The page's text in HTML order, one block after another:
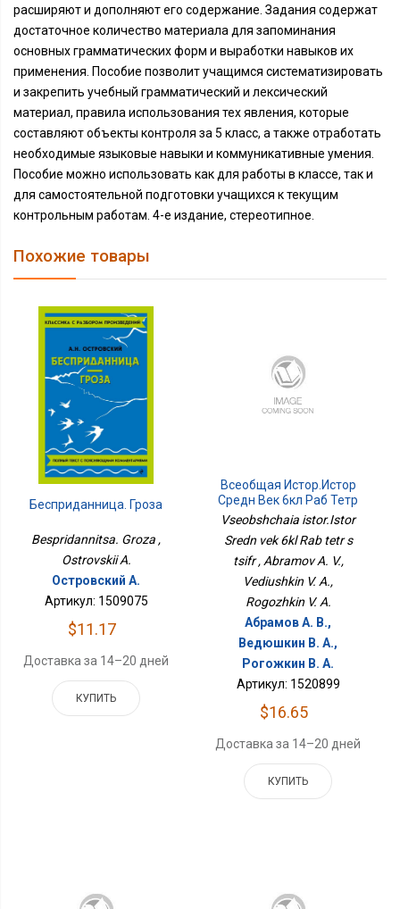
расширяют и дополняют его содержание. Задания содержат
достаточное количество материала для запоминания
основных грамматических форм и выработки навыков их
применения. Пособие позволит учащимся систематизировать
и закрепить учебный грамматический и лексический
материал, правила использования тех явления, которые
составляют объекты контроля за 5 класс, а также отработать
необходимые языковые навыки и коммуникативные умения.
Пособие можно использовать как для работы в классе, так и
для самостоятельной подготовки учащихся к текущим
контрольным работам. 4-е издание, стереотипное.
Похожие товары
Бесприданница. Гроза
Bespridannitsa. Groza ,
Ostrovskii A.
Островский А.
Артикул: 1509075
$11.17
Доставка за 14–20 дней
КУПИТЬ
Всеобщая Истор.Истор
Средн Век 6кл Раб Тетр
С Цифр
Vseobshchaia istor.Istor
Sredn vek 6kl Rab tetr s
tsifr , Abramov A. V.,
Vediushkin V. A.,
Rogozhkin V. A.
Абрамов А. В.,
Ведюшкин В. А.,
Рогожкин В. А.
Артикул: 1520899
$16.65
Доставка за 14–20 дней
КУПИТЬ